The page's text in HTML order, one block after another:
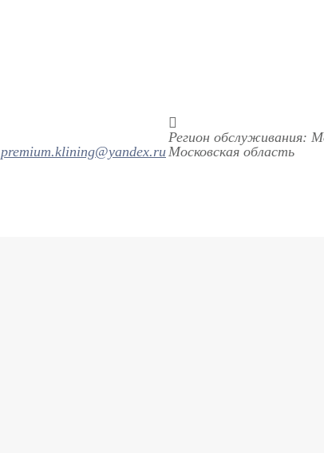
premium.klining@yandex.ru
Регион обслуживания:
Московская область